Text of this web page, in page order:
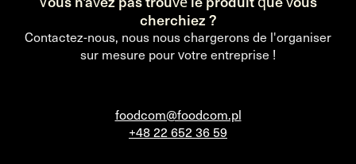
cherchiez ?
Contactez-nous, nous nous chargerons de l'organiser
sur mesure pour votre entreprise !
foodcom@foodcom.pl
+48 22 652 36 59